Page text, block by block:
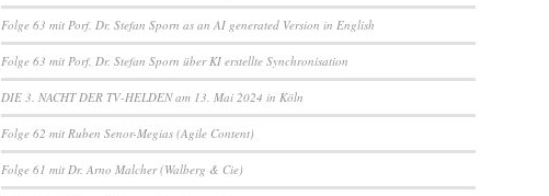
Folge 63 mit Porf. Dr. Stefan Sporn as an AI generated Version in English
Folge 63 mit Porf. Dr. Stefan Sporn über KI erstellte Synchronisation
DIE 3. NACHT DER TV-HELDEN am 13. Mai 2024 in Köln
Folge 62 mit Ruben Senor-Megias (Agile Content)
Folge 61 mit Dr. Arno Malcher (Walberg & Cie)